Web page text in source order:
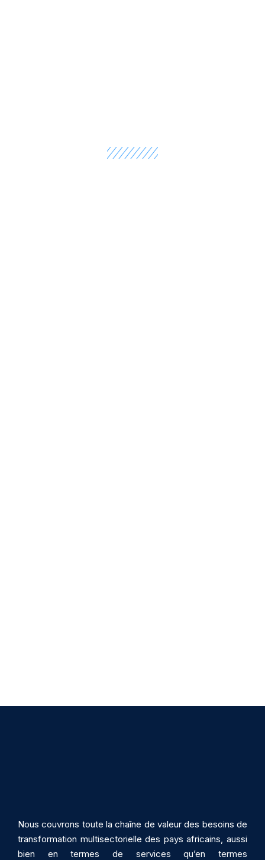
Nous couvrons toute la chaîne de valeur des besoins de
transformation multisectorielle des pays africains, aussi
bien en termes de services qu’en termes